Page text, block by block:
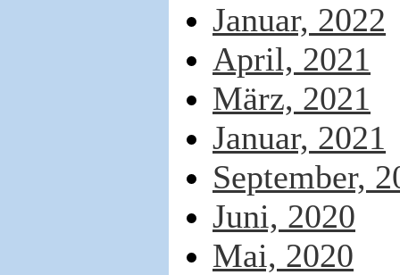
Januar, 2022
April, 2021
März, 2021
Januar, 2021
September,
Juni, 2020
Mai, 2020